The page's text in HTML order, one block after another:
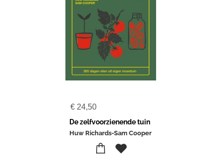
€ 24,50
De zelfvoorzienende tuin
Huw Richards-Sam Cooper